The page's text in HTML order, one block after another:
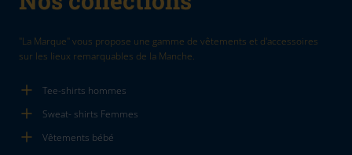
"La Marque" vous propose une gamme de vêtements et d'accessoires
sur les lieux remarquables de la Manche.
Tee-shirts hommes
Sweat- shirts Femmes
Vêtements bébé